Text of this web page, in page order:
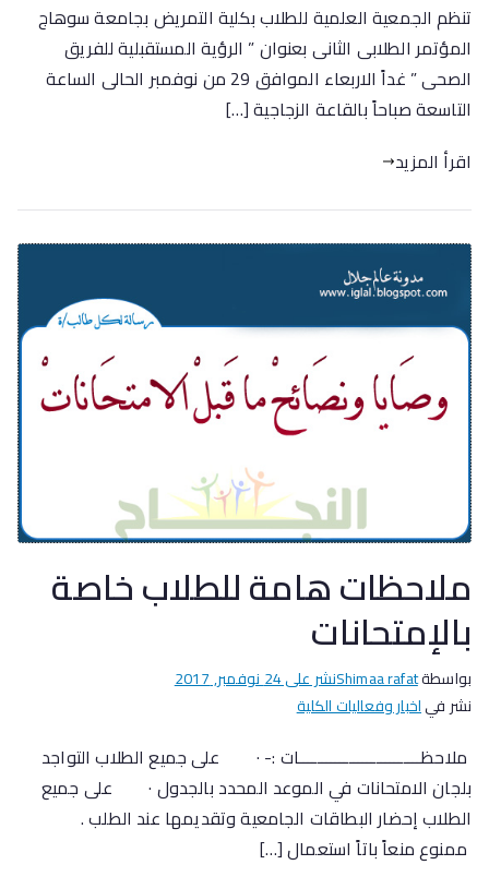
تنظم الجمعية العلمية للطلاب بكلية التمريض بجامعة سوهاج
المؤتمر الطلابى الثانى بعنوان ” الرؤية المستقبلية للفريق
الصحى ” غداً الاربعاء الموافق 29 من نوفمبر الحالى الساعة
التاسعة صباحاً بالقاعة الزجاجية […]
اقرأ المزيد
ملاحظات هامة للطلاب خاصة
بالإمتحانات
بواسطةShimaa rafatنشر على24 نوفمبر, 2017
نشر فياخبار وفعاليات الكلية
ملاحظـــــــــــــــــــــــــــات :- · على جميع الطلاب التواجد
بلجان الامتحانات في الموعد المحدد بالجدول · على جميع
الطلاب إحضار البطاقات الجامعية وتقديمها عند الطلب .
ممنوع منعاً باتاً استعمال […]